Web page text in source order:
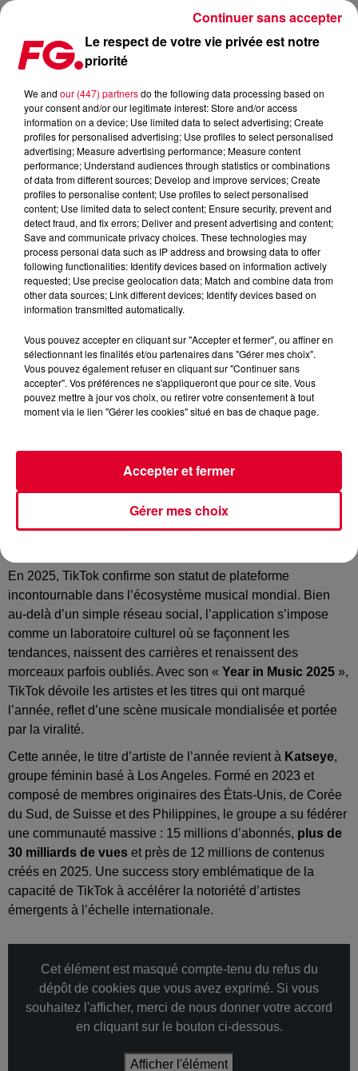
L’ANNÉE MUSICALE… VUE PAR TIKTOK
Publié : 16 décembre 2025 à 15h59 par Christophe
HUBERT
En 2025, TikTok confirme son statut de plateforme
incontournable dans l’écosystème musical mondial. Bien
au-delà d’un simple réseau social, l’application s’impose
comme un laboratoire culturel où se façonnent les
tendances, naissent des carrières et renaissent des
morceaux parfois oubliés. Avec son « Year in Music 2025 »,
TikTok dévoile les artistes et les titres qui ont marqué
l’année, reflet d’une scène musicale mondialisée et portée
par la viralité.
Cette année, le titre d’artiste de l’année revient à Katseye,
groupe féminin basé à Los Angeles. Formé en 2023 et
composé de membres originaires des États-Unis, de Corée
du Sud, de Suisse et des Philippines, le groupe a su fédérer
une communauté massive : 15 millions d’abonnés, plus de
30 milliards de vues et près de 12 millions de contenus
créés en 2025. Une success story emblématique de la
capacité de TikTok à accélérer la notoriété d’artistes
émergents à l’échelle internationale.
Cet élément est masqué compte-tenu du refus du
dépôt de cookies que vous avez exprimé. Si vous
souhaitez l'afficher, merci de nous donner votre accord
en cliquant sur le bouton ci-dessous.
Afficher l'élément
Le respect de votre vie privée est notre
priorité
We and our (447) partnersdo the following data processing based on
your consent and/or our legitimate interest: Store and/or access
information on a device; Use limited data to select advertising; Create
profiles for personalised advertising; Use profiles to select personalised
advertising; Measure advertising performance; Measure content
performance; Understand audiences through statistics or combinations
of data from different sources; Develop and improve services; Create
profiles to personalise content; Use profiles to select personalised
content; Use limited data to select content; Ensure security, prevent and
detect fraud, and fix errors; Deliver and present advertising and content;
Save and communicate privacy choices. These technologies may
process personal data such as IP address and browsing data to offer
following functionalities: Identify devices based on information actively
requested; Use precise geolocation data; Match and combine data from
other data sources; Link different devices; Identify devices based on
information transmitted automatically.
Vous pouvez accepter en cliquant sur "Accepter et fermer", ou affiner en
sélectionnant les finalités et/ou partenaires dans "Gérer mes choix".
Vous pouvez également refuser en cliquant sur "Continuer sans
accepter". Vos préférences ne s'appliqueront que pour ce site. Vous
pouvez mettre à jour vos choix, ou retirer votre consentement à tout
moment via le lien "Gérer les cookies" situé en bas de chaque page.
Gérer mes choix
Accepter et fermer
Continuer sans accepter